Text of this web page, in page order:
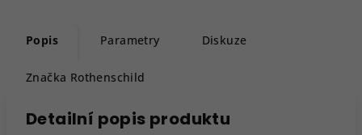
Popis Parametry Diskuze
Značka Rothenschild
Detailní popis produktu